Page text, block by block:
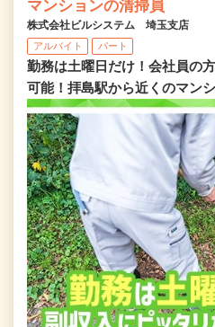
マンションの清掃員
株式会社ビルシステム 埼玉支店
アルバイト パート
勤務は土曜日だけ！会社員の
可能！拝島駅から近くのマン